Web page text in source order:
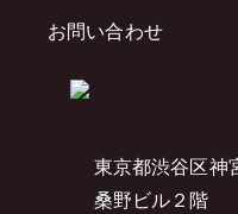
東京都渋谷区
桑野ビル２階
お問い合わせ